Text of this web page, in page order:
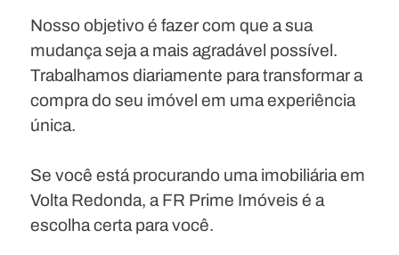
Nosso objetivo é fazer com que a sua
mudança seja a mais agradável possível.
Trabalhamos diariamente para transformar a
compra do seu imóvel em uma experiência
única.
Se você está procurando uma imobiliária em
Volta Redonda, a FR Prime Imóveis é a
escolha certa para você.